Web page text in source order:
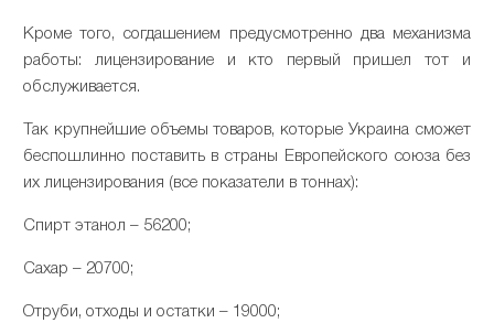
Кроме того, согдашением предусмотренно два механизма
работы: лицензирование и кто первый пришел тот и
обслуживается.
Так крупнейшие объемы товаров, которые Украина сможет
беспошлинно поставить в страны Европейского союза без
их лицензирования (все показатели в тоннах):
Спирт этанол – 56200;
Сахар – 20700;
Отруби, отходы и остатки – 19000;